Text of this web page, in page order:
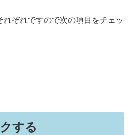
ぞれですので次の項目をチェッ
する